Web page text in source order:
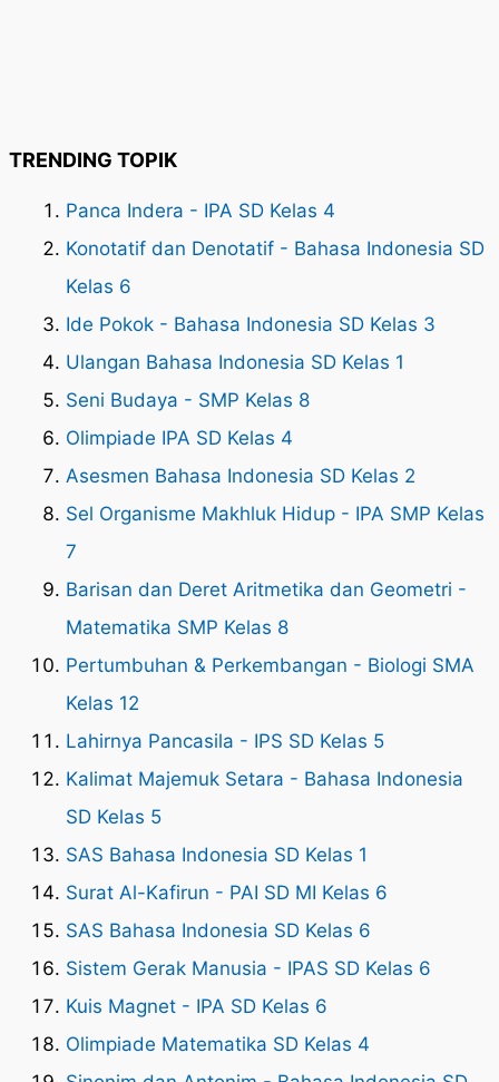
TRENDING TOPIK
Panca Indera - IPA SD Kelas 4
Konotatif dan Denotatif - Bahasa Indonesia SD
Kelas 6
Ide Pokok - Bahasa Indonesia SD Kelas 3
Ulangan Bahasa Indonesia SD Kelas 1
Seni Budaya - SMP Kelas 8
Olimpiade IPA SD Kelas 4
Asesmen Bahasa Indonesia SD Kelas 2
Sel Organisme Makhluk Hidup - IPA SMP Kelas
7
Barisan dan Deret Aritmetika dan Geometri -
Matematika SMP Kelas 8
Pertumbuhan & Perkembangan - Biologi SMA
Kelas 12
Lahirnya Pancasila - IPS SD Kelas 5
Kalimat Majemuk Setara - Bahasa Indonesia
SD Kelas 5
SAS Bahasa Indonesia SD Kelas 1
Surat Al-Kafirun - PAI SD MI Kelas 6
SAS Bahasa Indonesia SD Kelas 6
Sistem Gerak Manusia - IPAS SD Kelas 6
Kuis Magnet - IPA SD Kelas 6
Olimpiade Matematika SD Kelas 4